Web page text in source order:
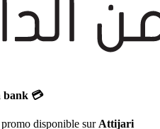
bank 💳
promo disponible sur Attijari